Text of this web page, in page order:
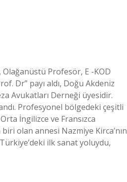
Olağanüstü Profesör, E -KOD
Dr” payı aldı, Doğu Akdeniz
Avukatları Derneği üyesidir.
Profesyonel bölgedeki çeşitli
İngilizce ve Fransızca
olan annesi Nazmiye Kirca’nın
ilk sanat yoluydu,